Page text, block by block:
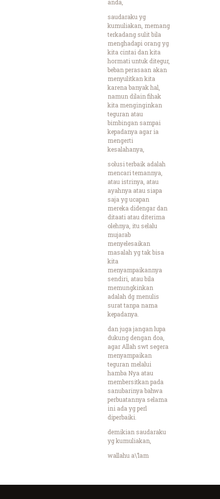
anda,
saudaraku yg
kumuliakan, memang
terkadang sulit bila
menghadapi orang yg
kita cintai dan kita
hormati untuk ditegur,
beban perasaan akan
menyulitkan kita
karena banyak hal,
namun dilain fihak
kita menginginkan
teguran atau
bimbingan sampai
kepadanya agar ia
mengerti
kesalahanya,
solusi terbaik adalah
mencari temannya,
atau istrinya, atau
ayahnya atau siapa
saja yg ucapan
mereka didengar dan
ditaati atau diterima
olehnya, itu selalu
mujarab
menyelesaikan
masalah yg tak bisa
kita
menyampaikannya
sendiri, atau bila
memungkinkan
adalah dg menulis
surat tanpa nama
kepadanya.
dan juga jangan lupa
dukung dengan doa,
agar Allah swt segera
menyampaikan
teguran melalui
hamba Nya atau
membersitkan pada
sanubarinya bahwa
perbuatannya selama
ini ada yg perl
diperbaiki.
demikian saudaraku
yg kumuliakan,
wallahu a\’lam